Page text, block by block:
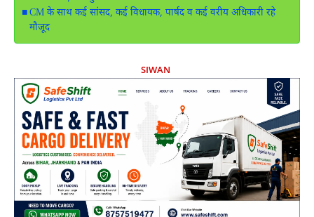
CM के साथ कई सांसद, कई विधायक, पार्षद व कई वरीय अधिकारी रहे
मौजूद
SIWAN